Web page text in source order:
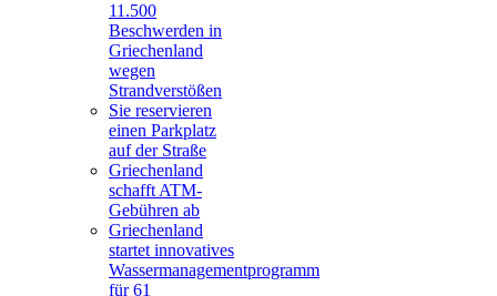
11.500
Beschwerden in
Griechenland
wegen
Strandverstößen
Sie reservieren
einen Parkplatz
auf der Straße
Griechenland
schafft ATM-
Gebühren ab
Griechenland
startet innovatives
Wassermanagementprogramm
für 61